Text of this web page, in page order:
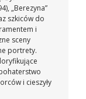
„Berezyna”
szkiców do
i
sceny
portrety.
i cieszyły